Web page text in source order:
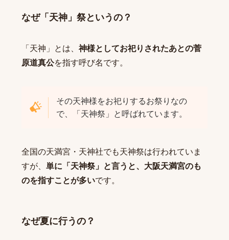
なぜ「天神」祭というの？
「天神」とは、 神様としてお祀りされたあとの菅
原道真公を指す呼び名です。
その天神様をお祀りするお祭りなの
で、「天神祭」と呼ばれています。
全国の天満宮・天神社でも天神祭は行われていま
すが、 単に「天神祭」と言うと、大阪天満宮のも
のを指すことが多いです。
なぜ夏に行うの？